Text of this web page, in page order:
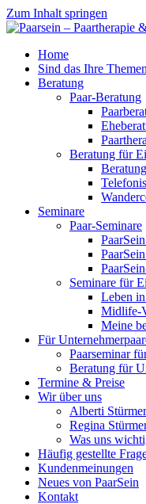
Zum Inhalt springen
Home
Sind das Ihre
Beratung
Paar-Beratung
Beratung für
Seminare
Paar-Seminare
Seminare für
Leben
Midlife-
Meine
Für
Paarseminar
Beratung für
Termine & Preise
Wir über uns
Alberti Stürmer
Regina
Was uns
Häufig gestellte
Kundenmeinungen
Neues von PaarSein
Kontakt